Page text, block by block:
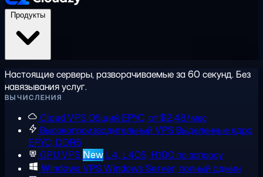
Настоящие серверы, разворачиваемые за 60 секунд. Без
навязывания услуг.
ВЫЧИСЛЕНИЯ
Cloud VPS Общий EPYC, от $2,48/мес
Высокопроизводительный VPS Выделенные ядра
EPYC, DDR5
GPU VPS New L4, L40S, H100 по запросу
Windows VPS Windows Server, полный админ